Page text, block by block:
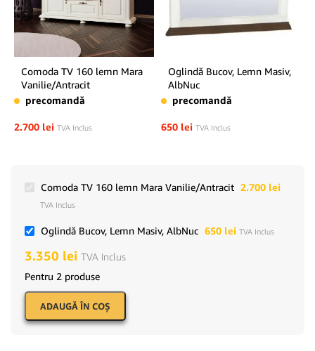
Comoda TV 160 lemn Mara
Vanilie/Antracit
precomandă
2.700 lei TVA Inclus
Oglindă Bucov, Lemn Masiv,
AlbNuc
precomandă
650 lei TVA Inclus
Comoda TV 160 lemn Mara Vanilie/Antracit 2.700 lei
TVA Inclus
Oglindă Bucov, Lemn Masiv, AlbNuc 650 lei TVA Inclus
3.350 lei TVA Inclus
Pentru 2 produse
ADAUGĂ ÎN COŞ